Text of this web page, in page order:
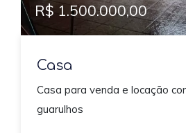
R$ 1.500.000,00
Casa
Casa para venda e locação
guarulhos